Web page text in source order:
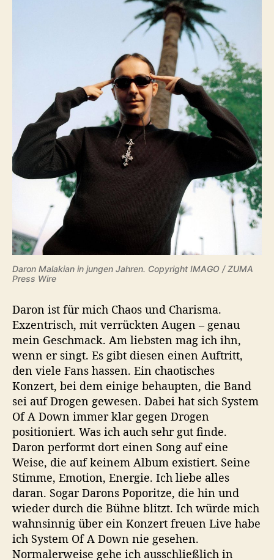
Daron Malakian in jungen Jahren. Copyright IMAGO / ZUMA
Press Wire
Daron ist für mich Chaos und Charisma.
Exzentrisch, mit verrückten Augen – genau
mein Geschmack. Am liebsten mag ich ihn,
wenn er singt. Es gibt diesen einen Auftritt,
den viele Fans hassen. Ein chaotisches
Konzert, bei dem einige behaupten, die Band
sei auf Drogen gewesen. Dabei hat sich System
Of A Down immer klar gegen Drogen
positioniert. Was ich auch sehr gut finde.
Daron performt dort einen Song auf eine
Weise, die auf keinem Album existiert. Seine
Stimme, Emotion, Energie. Ich liebe alles
daran. Sogar Darons Poporitze, die hin und
wieder durch die Bühne blitzt. Ich würde mich
wahnsinnig über ein Konzert freuen Live habe
ich System Of A Down nie gesehen.
Normalerweise gehe ich ausschließlich in